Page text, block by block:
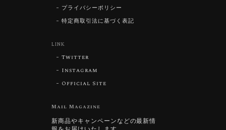
プライバシーポリシー
特定商取引法に基づく表記
LINK
Twitter
Instagram
Official Site
Mail Magazine
新商品やキャンペーンなどの最新情